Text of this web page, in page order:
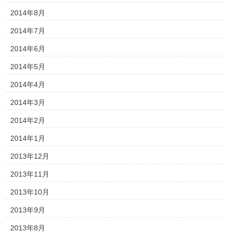
2014年8月
2014年7月
2014年6月
2014年5月
2014年4月
2014年3月
2014年2月
2014年1月
2013年12月
2013年11月
2013年10月
2013年9月
2013年8月